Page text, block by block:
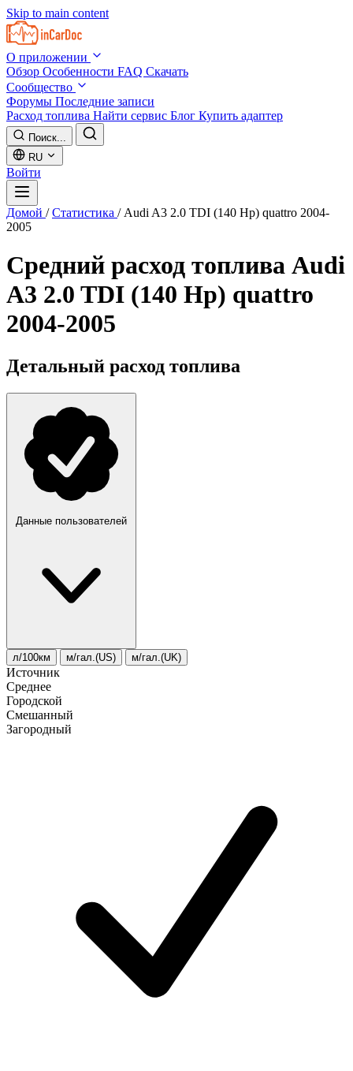
Skip to main content
О приложении
Обзор Особенности FAQ Скачать
Сообщество
Форумы Последние записи
Расход топлива Найти сервис Блог Купить адаптер
Поиск...
RU
Войти
Домой / Статистика / Audi A3 2.0 TDI (140 Hp) quattro 2004-
2005
Средний расход топлива Audi
A3 2.0 TDI (140 Hp) quattro
2004-2005
Детальный расход топлива
Данные пользователей
л/100км м/гал.(US) м/гал.(UK)
Источник
Среднее
Городской
Смешанный
Загородный